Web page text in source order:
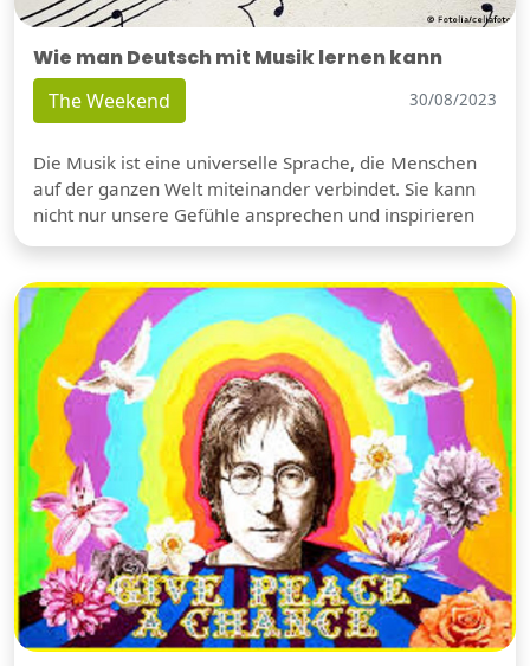
Wie man Deutsch mit Musik lernen kann
The Weekend 30/08/2023
Die Musik ist eine universelle Sprache, die Menschen
auf der ganzen Welt miteinander verbindet. Sie kann
nicht nur unsere Gefühle ansprechen und inspirieren